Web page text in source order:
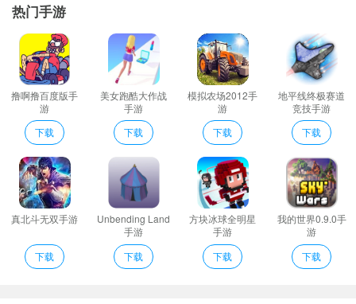
玩家获得的积分越多那么就可以让自己的排名越高非常的好玩。
整个游戏的进度你也可以自由的调整舍弃那些无聊的游戏元素。
强化自身实力持续不断的进行杀敌高清视野置身其中技能强化更加
的兴奋不已。
复杂的拼图世界中探索冒险摸索各个机关的运作规律烧脑规划移动
路线去往你的目的地；
玩家在消除方块以后会得到相应的分数最终还是看你的分数有多少
玩家可以刷新自己的纪录。
布洛克普兹点评
享受轻松愉快的闯关挑战非常考验玩家的手速和逻辑能力。
每一个勇士都有着自己的使命和任务他们将用自己的生命来成就自
己的勇士事业一场场的战斗下来。
认识精彩的方块战士角色并赢得战斗与世界各地的玩家实时玩！
热门手游
撸啊撸百度版手
游
下载
美女跑酷大作战
手游
下载
模拟农场2012手
游
下载
地平线终极赛道
竞技手游
下载
真北斗无双手游
下载
Unbending Land
手游
下载
方块冰球全明星
手游
下载
我的世界0.9.0手
游
下载